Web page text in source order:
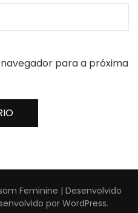
para a próxima
Feminine | Desenvolvido
por WordPress.